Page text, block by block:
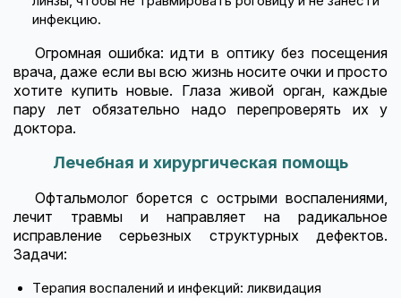
инфекцию.
Огромная ошибка: идти в оптику без посещения
врача, даже если вы всю жизнь носите очки и просто
хотите купить новые. Глаза живой орган, каждые
пару лет обязательно надо перепроверять их у
доктора.
Лечебная и хирургическая помощь
Офтальмолог борется с острыми воспалениями,
лечит травмы и направляет на радикальное
исправление серьезных структурных дефектов.
Задачи:
Терапия воспалений и инфекций: ликвидация